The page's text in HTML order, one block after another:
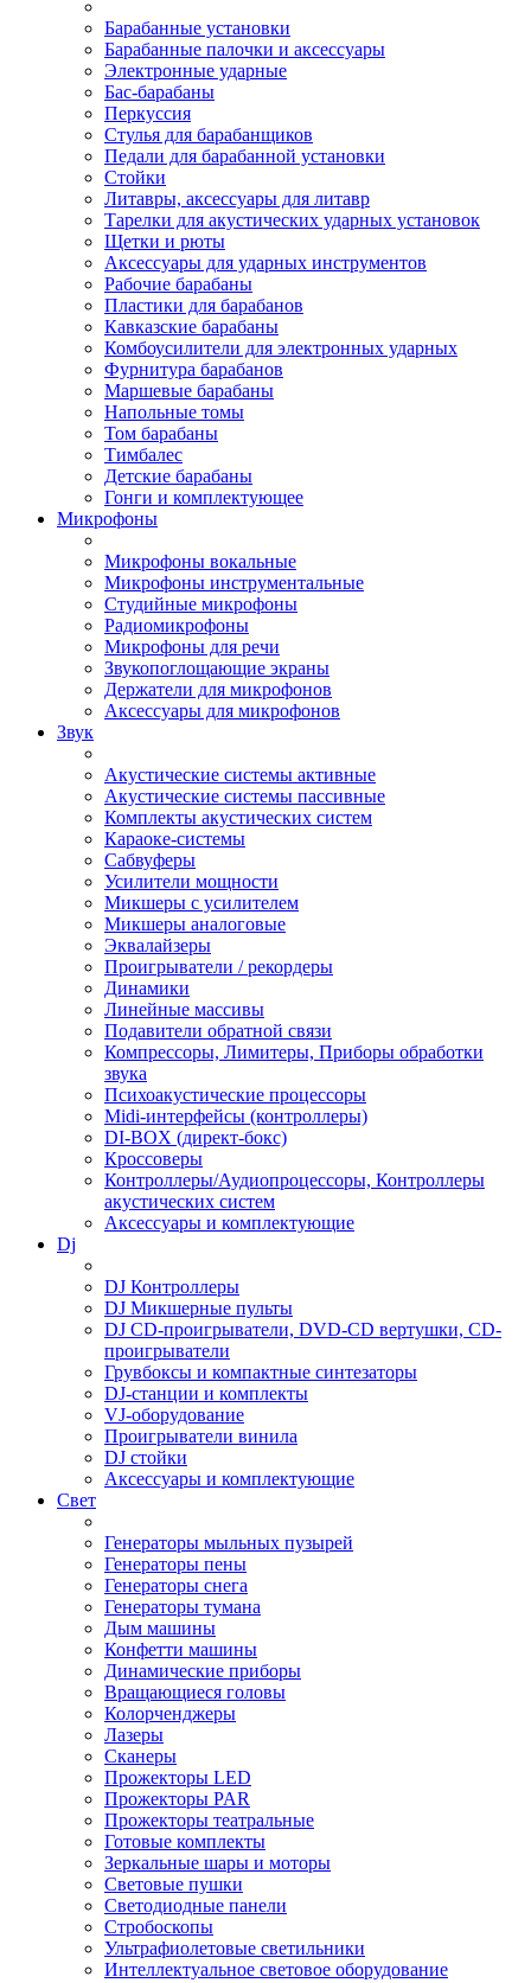
Барабанные установки
Барабанные палочки и аксессуары
Электронные ударные
Бас-барабаны
Перкуссия
Стулья для барабанщиков
Педали для барабанной установки
Стойки
Литавры, аксессуары для литавр
Тарелки для акустических ударных установок
Щетки и рюты
Аксессуары для ударных инструментов
Рабочие барабаны
Пластики для барабанов
Кавказские барабаны
Комбоусилители для электронных ударных
Фурнитура барабанов
Маршевые барабаны
Напольные томы
Том барабаны
Тимбалес
Детские барабаны
Гонги и комплектующее
Микрофоны
Микрофоны вокальные
Микрофоны инструментальные
Студийные микрофоны
Радиомикрофоны
Микрофоны для речи
Звукопоглощающие экраны
Держатели для микрофонов
Аксессуары для микрофонов
Звук
Акустические системы активные
Акустические системы пассивные
Комплекты акустических систем
Караоке-системы
Сабвуферы
Усилители мощности
Микшеры с усилителем
Микшеры аналоговые
Эквалайзеры
Проигрыватели / рекордеры
Динамики
Линейные массивы
Подавители обратной связи
Компрессоры, Лимитеры, Приборы обработки
звука
Психоакустические процессоры
Midi-интерфейсы (контроллеры)
DI-BOX (директ-бокс)
Кроссоверы
Контроллеры/Аудиопроцессоры, Контроллеры
акустических систем
Аксессуары и комплектующие
Dj
DJ Контроллеры
DJ Микшерные пульты
DJ CD-проигрыватели, DVD-CD вертушки, CD-
проигрыватели
Грувбоксы и компактные синтезаторы
DJ-станции и комплекты
VJ-оборудование
Проигрыватели винила
DJ стойки
Аксессуары и комплектующие
Свет
Генераторы мыльных пузырей
Генераторы пены
Генераторы снега
Генераторы тумана
Дым машины
Конфетти машины
Динамические приборы
Вращающиеся головы
Колорченджеры
Лазеры
Сканеры
Прожекторы LED
Прожекторы PAR
Прожекторы театральные
Готовые комплекты
Зеркальные шары и моторы
Световые пушки
Светодиодные панели
Стробоскопы
Ультрафиолетовые светильники
Интеллектуальное световое оборудование